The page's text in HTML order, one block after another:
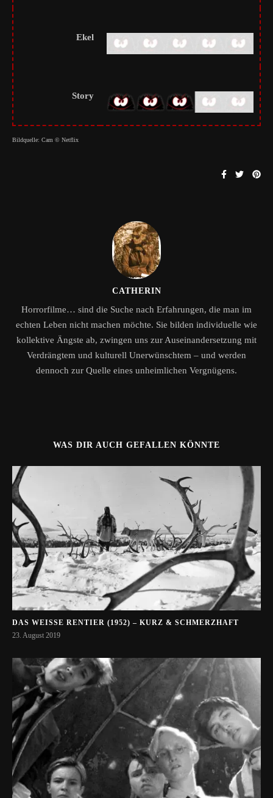
Ekel
Story
Bildquelle: Cam © Netflix
CATHERIN
Horrorfilme… sind die Suche nach Erfahrungen, die man im
echten Leben nicht machen möchte. Sie bilden individuelle wie
kollektive Ängste ab, zwingen uns zur Auseinandersetzung mit
Verdrängtem und kulturell Unerwünschtem – und werden
dennoch zur Quelle eines unheimlichen Vergnügens.
WAS DIR AUCH GEFALLEN KÖNNTE
DAS WEISSE RENTIER (1952) – KURZ & SCHMERZHAFT
23. August 2019